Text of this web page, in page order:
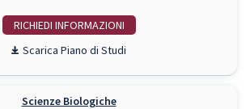
RICHIEDI INFO
Piano di Studi
Scienze Biologiche